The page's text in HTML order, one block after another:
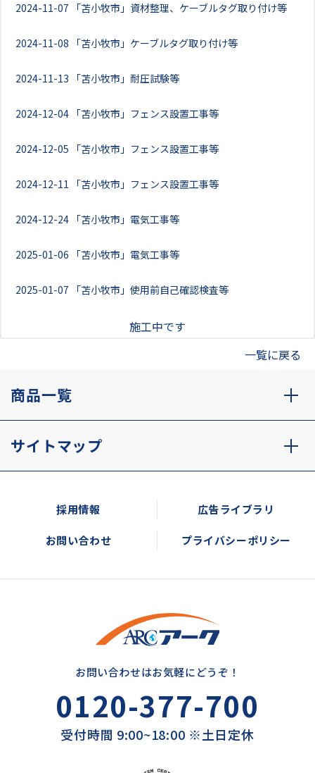
2024-11-07 「苫小牧市」資材整理、ケーブルタグ取り付け等
2024-11-08 「苫小牧市」ケーブルタグ取り付け等
2024-11-13 「苫小牧市」耐圧試験等
2024-12-04 「苫小牧市」フェンス設置工事等
2024-12-05 「苫小牧市」フェンス設置工事等
2024-12-11 「苫小牧市」フェンス設置工事等
2024-12-24 「苫小牧市」電気工事等
2025-01-06 「苫小牧市」電気工事等
2025-01-07 「苫小牧市」使用前自己確認検査等
施工中です
一覧に戻る
商品一覧
サイトマップ
採用情報 広告ライブラリ
お問い合わせ プライバシーポリシー
お問い合わせはお気軽にどうぞ！
0120-377-700
受付時間 9:00~18:00 ※土日定休